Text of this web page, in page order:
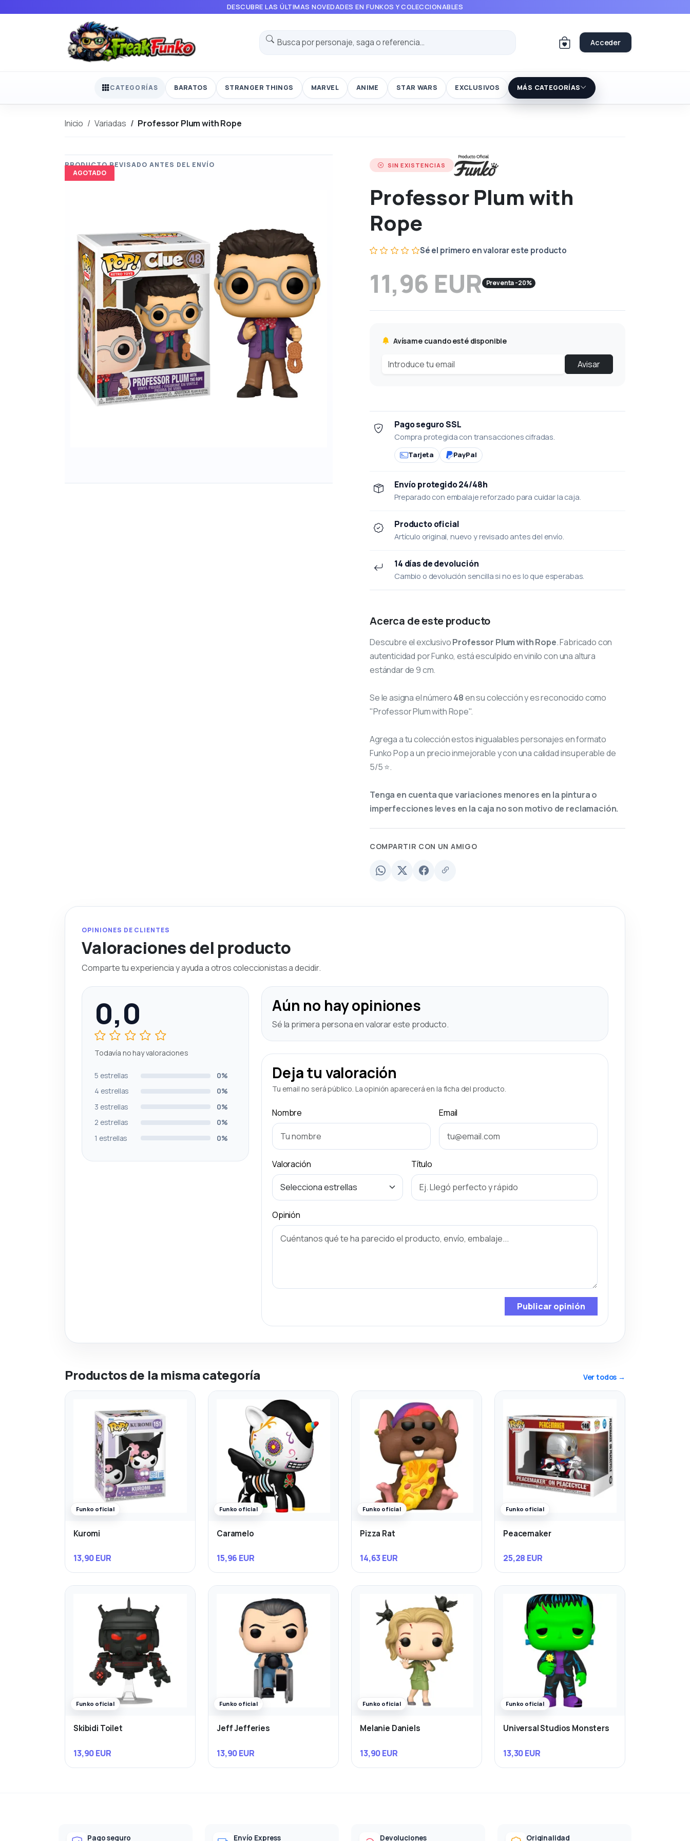
DESCUBRE LAS ÚLTIMAS NOVEDADES EN FUNKOS Y COLECCIONABLES
Acceder
CATEGORÍAS BARATOS STRANGER THINGS MARVEL ANIME STAR WARS EXCLUSIVOS MÁS CATEGORÍAS
Inicio Variadas Professor Plum with Rope
AGOTADO
SIN EXISTENCIAS
Professor Plum with
Rope
Sé el primero en valorar este producto
11,96 EUR Preventa -20%
Avísame cuando esté disponible
Avisar
Pago seguro SSL
Compra protegida con transacciones cifradas.
Tarjeta PayPal
Envío protegido 24/48h
Preparado con embalaje reforzado para cuidar la caja.
Producto oficial
Artículo original, nuevo y revisado antes del envío.
14 días de devolución
Cambio o devolución sencilla si no es lo que esperabas.
Acerca de este producto
Descubre el exclusivoProfessor Plum with Rope. Fabricado con
autenticidad por Funko, está esculpido en vinilo con una altura
estándar de 9 cm.
Se le asigna el número48en su colección y es reconocido como
"Professor Plum with Rope".
Agrega a tu colección estos inigualables personajes en formato
Funko Pop a un precio inmejorable y con una calidad insuperable de
5/5 ⭐.
Tenga en cuenta que variaciones menores en la pintura o
imperfecciones leves en la caja no son motivo de reclamación.
COMPARTIR CON UN AMIGO
OPINIONES DE CLIENTES
Valoraciones del producto
Comparte tu experiencia y ayuda a otros coleccionistas a decidir.
0,0
Todavía no hay valoraciones
5 estrellas
0%
4 estrellas
0%
3 estrellas
0%
2 estrellas
0%
1 estrellas
0%
Aún no hay opiniones
Sé la primera persona en valorar este producto.
Deja tu valoración
Tu email no será público. La opinión aparecerá en la ficha del producto.
Nombre Email
Valoración Título
Opinión
Publicar opinión
Productos de la misma categoría Ver todos →
Funko oficial
Kuromi
13,90 EUR
Funko oficial
Caramelo
15,96 EUR
Funko oficial
Pizza Rat
14,63 EUR
Funko oficial
Peacemaker
25,28 EUR
Funko oficial
Skibidi Toilet
13,90 EUR
Funko oficial
Jeff Jefferies
13,90 EUR
Funko oficial
Melanie Daniels
13,90 EUR
Funko oficial
Universal Studios Monsters
13,30 EUR
Pago seguro Envío Express Devoluciones Originalidad